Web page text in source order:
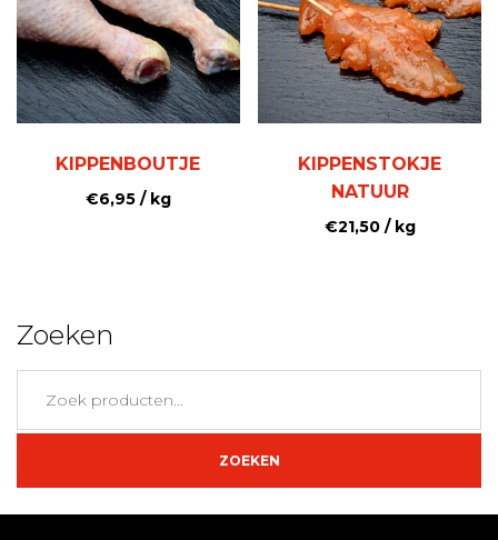
KIPPENBOUTJE
€6,95/ kg
KIPPENSTOKJE
NATUUR
€21,50/ kg
Zoeken
naar:
ZOEKEN